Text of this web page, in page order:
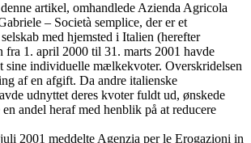
artikel, omhandlede Azienda Agricola
– Società semplice, der er et
med hjemsted i Italien (herefter
fra 1. april 2000 til 31. marts 2001 havde
sine individuelle mælkekvoter. Overskridelsen
af en afgift. Da andre italienske
udnyttet deres kvoter fuldt ud, ønskede
en andel heraf med henblik på at reducere
2001 meddelte Agenzia per le Erogazioni in